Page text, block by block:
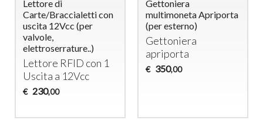
Lettore di
Carte/Braccialetti con
uscita 12Vcc (per
valvole,
elettroserrature..)
Lettore RFID con 1
Uscita a 12Vcc
€ 230,00
Gettoniera
multimoneta Apriporta
(per esterno)
Gettoniera
apriporta
€ 350,00